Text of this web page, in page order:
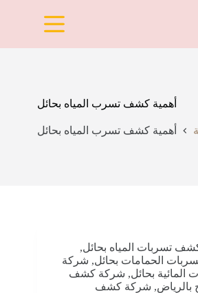
أهمية كشف تسرب المياه بحائل
أهمية كشف تسرب المياه بحائل
تسربات المياه بحائل,
الحمامات بحائل, شركة
بحائل, شركة كشف
, شركة كشف